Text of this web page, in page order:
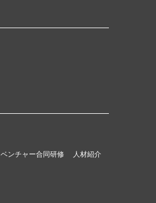
ベンチャー合同研修
人材紹介